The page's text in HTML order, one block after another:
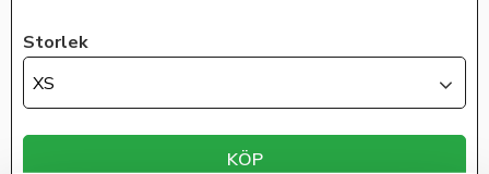
Storlek
XS
KÖP